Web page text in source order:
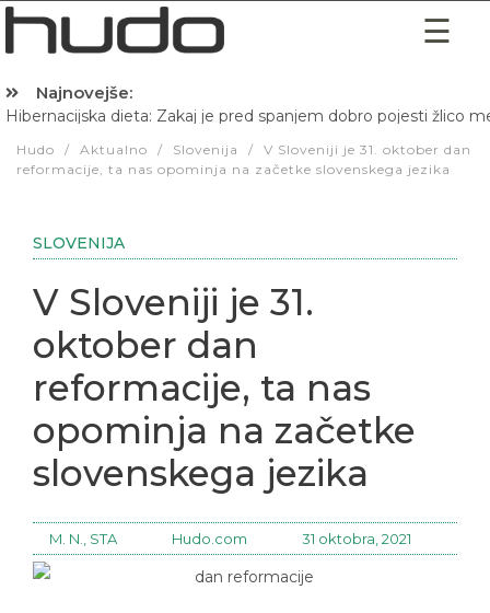
Najnovejše:
Hibernacijska dieta: Zakaj je pred spanjem dobro pojesti žlico
Hudo / Aktualno / Slovenija /
V Sloveniji je 31. oktober dan
reformacije, ta nas opominja na začetke slovenskega jezika
SLOVENIJA
V Sloveniji je 31.
oktober dan
reformacije, ta nas
opominja na začetke
slovenskega jezika
M. N., STA Hudo.com 31 oktobra, 2021